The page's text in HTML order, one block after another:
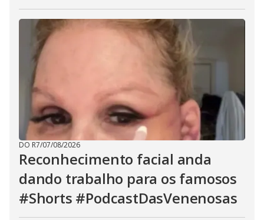
DO R7/07/08/2026
Reconhecimento facial anda
dando trabalho para os famosos
#Shorts #PodcastDasVenenosas